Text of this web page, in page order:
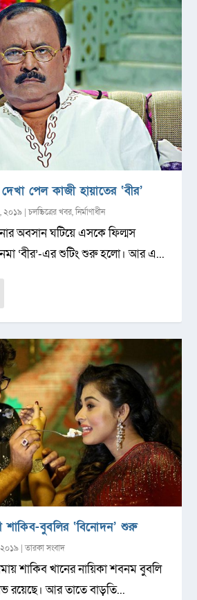
পেল কাজী হায়াতের ‘বীর’
২০১৯ |চলচ্চিত্রের খবর,নির্মাণাধীন
অবসান ঘটিয়ে এসকে ফিল্মস
‘বীর’-এর শুটিং শুরু হলো। আর এ...
বুবলির ‘বিনোদন’ শুরু
|তারকা সংবাদ
শাকিব খানের নায়িকা শবনম বুবলি
রয়েছে। আর তাতে বাড়তি...